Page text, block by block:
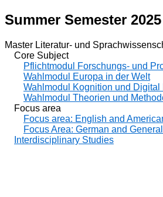
Summer Semester 2025
Master Literatur- und
Core Subject
Pflichtmodul Forschungs- und
Wahlmodul Europa in der Welt
Wahlmodul Kognition und Digital
Wahlmodul Theorien und
Focus area
Focus area: English and
Focus Area: German and
Interdisciplinary Studies